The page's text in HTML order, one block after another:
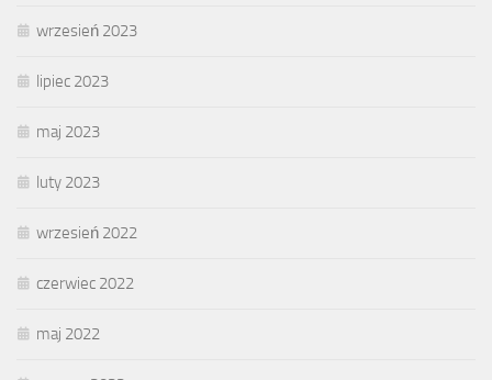
wrzesień 2023
lipiec 2023
maj 2023
luty 2023
wrzesień 2022
czerwiec 2022
maj 2022